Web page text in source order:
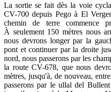
La sortie se fait dès la voie
CV-700 depuis Pego à El
chemin de terre commence
À seulement 150 mètres nous
nous devrons longer par la
pont et continuer par la droite
nord, nous passerons par les
la route CV-678, que nous
mètres, jusqu'à, de nouveau,
passerons par le ullal del